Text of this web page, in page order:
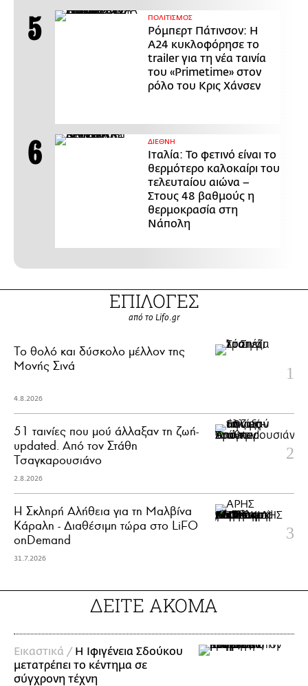
ΠΟΛΙΤΙΣΜΟΣ
Ρόμπερτ Πάτινσον: Η
Α24 κυκλοφόρησε το
trailer για τη νέα ταινία
του «Primetime» στον
ρόλο του Κρις Χάνσεν
ΔΙΕΘΝΗ
Ιταλία: Το φετινό είναι το
θερμότερο καλοκαίρι του
τελευταίου αιώνα –
Στους 48 βαθμούς η
θερμοκρασία στη
Νάπολη
ΕΠΙΛΟΓΕΣ
από το Lifo.gr
Το θολό και δύσκολο μέλλον της
Μονής Σινά
4.8.2026
51 ταινίες που μού άλλαξαν τη ζωή-
updated. Aπό τον Στάθη
Τσαγκαρουσιάνο
2.8.2026
Η Σκληρή Αλήθεια για τη Μαλβίνα
Κάραλη - Διαθέσιμη τώρα στo LiFO
onDemand
31.7.2026
ΔΕΙΤΕ ΑΚΟΜΑ
Εικαστικά / Η Ιφιγένεια Σδούκου
μετατρέπει το κέντημα σε
σύγχρονη τέχνη